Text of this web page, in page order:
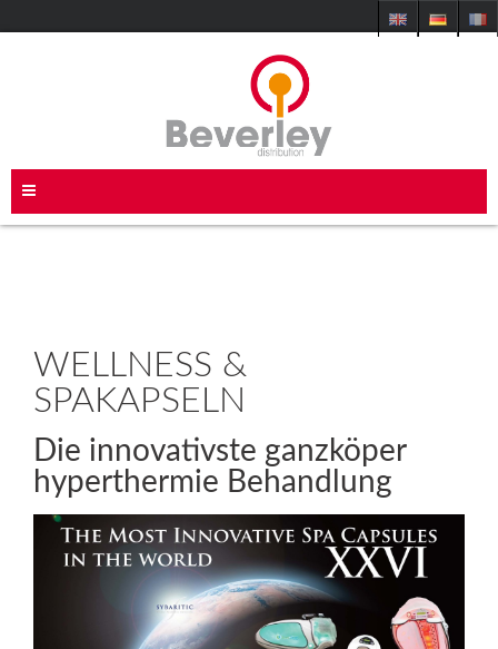
WELLNESS &
SPAKAPSELN
Die innovativste ganzköper
hyperthermie Behandlung